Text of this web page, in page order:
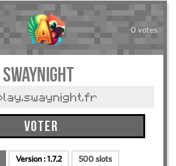
0 votes
SwayNight
Voter
Version :1.7.2 500 slots